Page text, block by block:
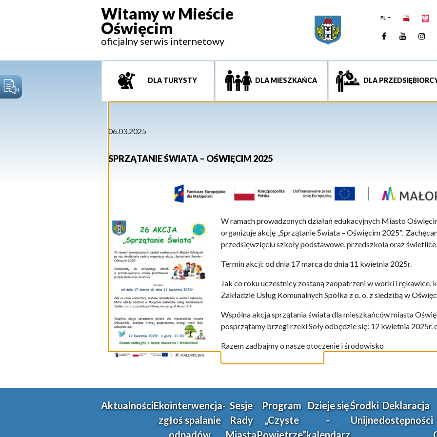
Witamy w Mieście
Oświęcim
oficjalny serwis internetowy
PL
Facebook
DLA TURYSTY DLA MIESZKAŃCA DLA
06.03.2025
SPRZĄTANIE ŚWIATA – OŚWIĘCIM 2025
W ramach prowadzonych działań edukacyjnych Miasto
organizuje akcję „Sprzątanie Świata – Oświęcim 2025”.
przedsięwzięciu szkoły podstawowe, przedszkola oraz świetlice.
Termin akcji: od dnia 17 marca do dnia 11 kwietnia 2025r.
Jak co roku uczestnicy zostaną zaopatrzeni w worki i rękawice,
Zakładzie Usług Komunalnych Spółka z o. o. z siedzibą w
Wspólna akcja sprzątania świata dla mieszkańców miasta
posprzątamy brzegi rzeki Soły odbędzie się: 12 kwietnia 2025r.
Razem zadbajmy o nasze otoczenie i środowisko
AktualnościEkointerwencja-
zgłoś spalanie
odpadów
Sesje
Rady
Miasta
Program
„Czyste
Powietrze”
Dzieje się
–
kalendarz
Środki
Unijne
Deklaracja
dostępności